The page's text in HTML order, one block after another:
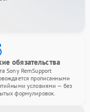
обязательства
Sony RemSupport
прописанными
условиями — без
формулировок.